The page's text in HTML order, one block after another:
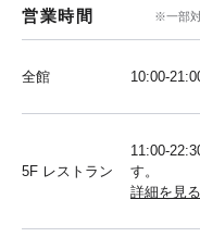
営業時間 ※一部
全館
5F レストラン
11:00-
す。
詳細を見る